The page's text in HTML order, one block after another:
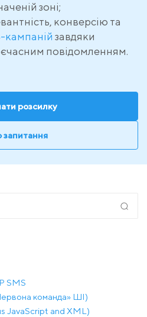
зоні;
конверсію та
кампаній завдяки
повідомленням.
розсилку
SMS
команда» ШІ)
JavaScript and XML)